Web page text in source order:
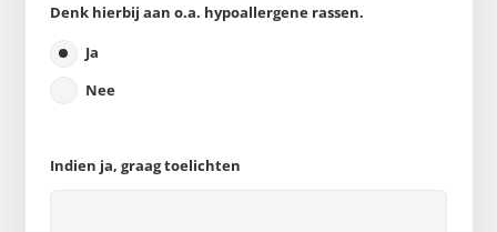
Denk hierbij aan o.a. hypoallergene rassen.
Ja
Nee
Indien ja, graag toelichten